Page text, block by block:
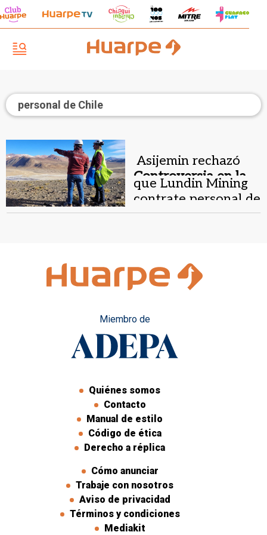
personal de Chile
Controversia en la
minería.
Asijemin rechazó
que Lundin Mining
contrate personal de
Chile para sus
Miembro de
Quiénes somos
Contacto
Manual de estilo
Código de ética
Derecho a réplica
Cómo anunciar
Trabaje con nosotros
Aviso de privacidad
Términos y condiciones
Mediakit